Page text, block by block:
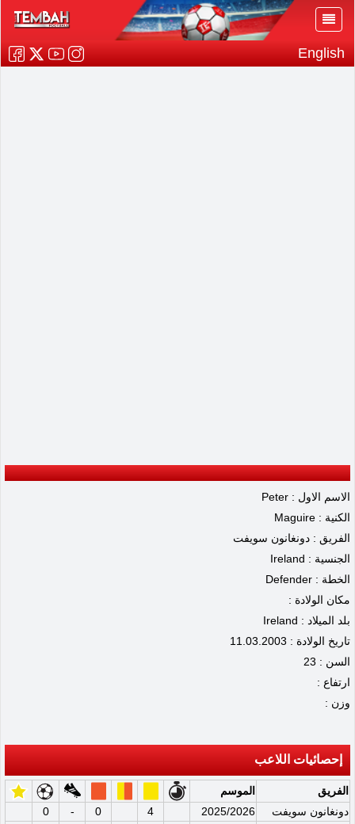
English
الاسم الاول : Peter
الكنية : Maguire
الفريق : دونغانون سويفت
الجنسية : Ireland
الخطة : Defender
مكان الولادة :
بلد الميلاد : Ireland
تاريخ الولادة : 11.03.2003
السن : 23
ارتفاع :
وزن :
إحصائيات اللاعب
الفريق
الموسم
دونغانون سويفت
2025/2026
4
0
-
0